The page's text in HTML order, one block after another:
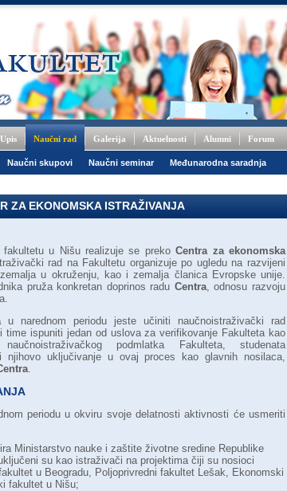
Upis Naučni rad Galerija Aktuelnosti Alumni Forum
Naučni skupovi Naučni seminar Međunarodna saradnja
ZA EKONOMSKA ISTRAŽIVANJA
fakultetu u Nišu realizuje se prekoCentra za ekonomska
rad na Fakultetu organizuje po ugledu na razvijeni
u okruženju, kao i zemalja članica Evropske unije.
pruža konkretan doprinos radu Centra, odnosu razvoju
u narednom periodu jeste učiniti naučnoistraživački rad
time ispuniti jedan od uslova za verifikovanje Fakulteta kao
podmlatka Fakulteta, studenata
uključivanje u ovaj proces kao glavnih nosilaca,
.
periodu u okviru svoje delatnosti aktivnosti će usmeriti
Ministarstvo nauke i zaštite životne sredine Republike
su kao istraživači na projektima čiji su nosioci
u Beogradu, Poljoprivredni fakultet Lešak, Ekonomski
fakultet u Nišu;